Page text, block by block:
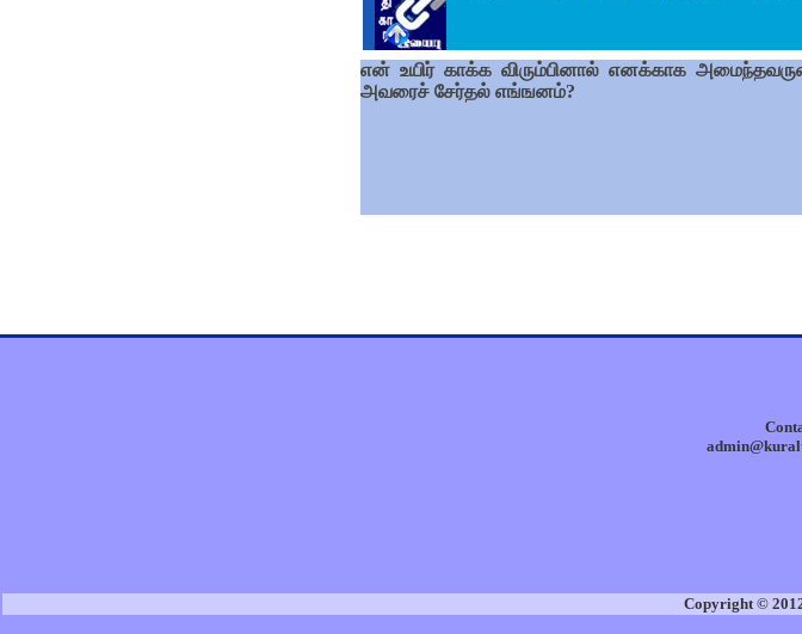
என் உயிர் காக்க விரும்பினால் எனக்காக
அவரைச் சேர்தல் எங்ஙனம்?
Copyright ©